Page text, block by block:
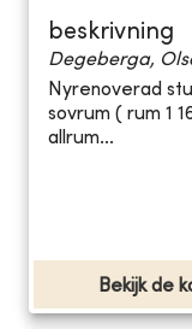
beskrivning
Degeberga,
Nyrenoverad
sovrum ( rum 1
allrum...
Bekijk de